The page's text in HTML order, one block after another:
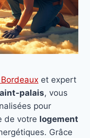
et expert
palais, vous
pour
de votre logement
Grâce